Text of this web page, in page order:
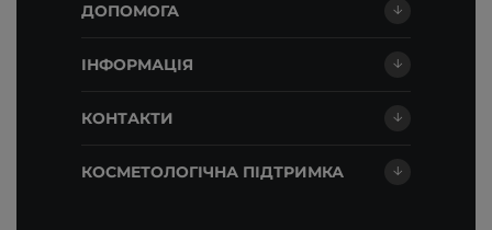
ДОПОМОГА
ІНФОРМАЦІЯ
КОНТАКТИ
КОСМЕТОЛОГІЧНА ПІДТРИМКА